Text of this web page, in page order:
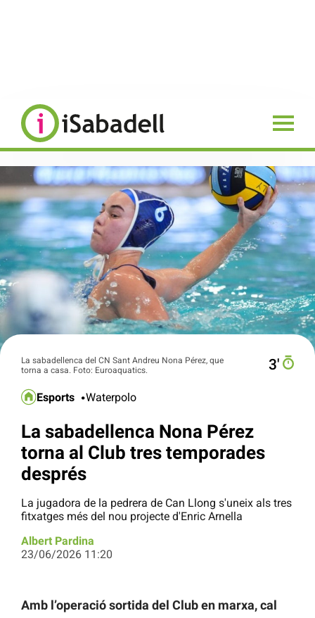
La sabadellenca del CN Sant Andreu Nona Pérez, que
torna a casa. Foto: Euroaquatics.
3′
Esports Waterpolo
La sabadellenca Nona Pérez
torna al Club tres temporades
després
La jugadora de la pedrera de Can Llong s'uneix als tres
fitxatges més del nou projecte d'Enric Arnella
Albert Pardina
23/06/2026 11:20
Amb l’operació sortida del Club en marxa, cal